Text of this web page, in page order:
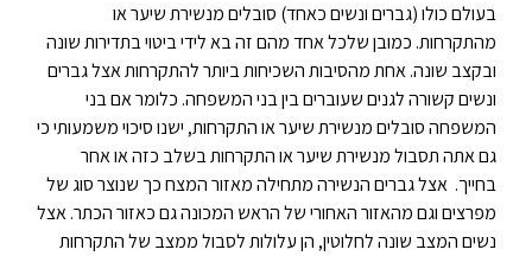
בעולם כולו (גברים ונשים כאחד) סובלים מנשירת שיער או
מהתקרחות. כמובן שלכל אחד מהם זה בא לידי ביטוי בתדירות שונה
ובקצב שונה.אחת מהסיבות השכיחות ביותר להתקרחות אצל גברים
ונשים קשורה לגנים שעוברים בין בני המשפחה. כלומר אם בני
המשפחה סובלים מנשירת שיער או התקרחות, ישנו סיכוי משמעותי כי
גם אתה תסבול מנשירת שיער או התקרחות בשלב כזה או אחר
בחייך. אצל גברים הנשירה מתחילה מאזור המצח כך שנוצר סוג של
מפרצים וגם מהאזור האחורי של הראש המכונה גם כאזור הכתר. אצל
נשים המצב שונה לחלוטין, הן עלולות לסבול ממצב של התקרחות